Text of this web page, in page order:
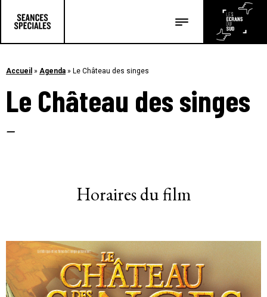
Les articles
Accueil » Agenda » Le Château des singes
Le Château des singes
–
Horaires du film